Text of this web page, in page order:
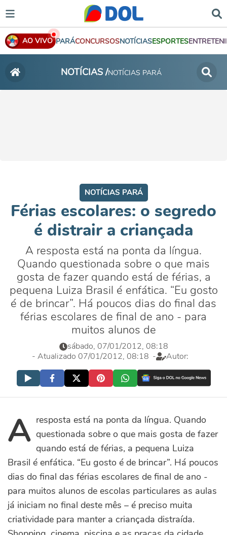
AO VIVO PARÁCONCURSOSNOTÍCIASESPORTES
NOTÍCIAS /NOTÍCIAS PARÁ
NOTÍCIAS PARÁ
Férias escolares: o segredo
é distrair a criançada
A resposta está na ponta da língua.
Quando questionada sobre o que mais
gosta de fazer quando está de férias, a
pequena Luiza Brasil é enfática. “Eu gosto
é de brincar”. Há poucos dias do final das
férias escolares de final de ano - para
muitos alunos de
sábado, 07/01/2012, 08:18
- Atualizado 07/01/2012, 08:18 - Autor:
Aresposta está na ponta da língua. Quando
questionada sobre o que mais gosta de fazer
quando está de férias, a pequena Luiza
Brasil é enfática. “Eu gosto é de brincar”. Há poucos
dias do final das férias escolares de final de ano -
para muitos alunos de escolas particulares as aulas
já iniciam no final deste mês – é preciso muita
criatividade para manter a criançada distraída.